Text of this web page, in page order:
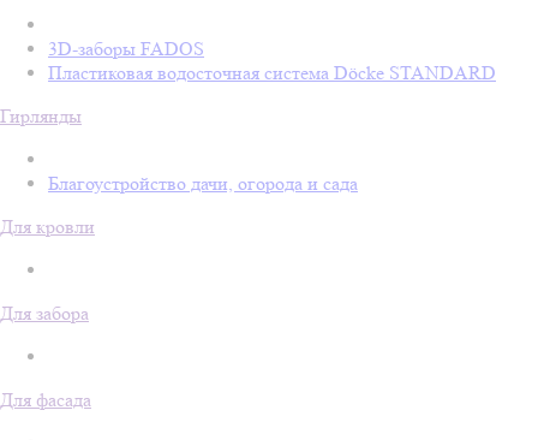
3D-заборы FADOS
Пластиковая водосточная система Döcke STANDARD
Гирлянды
Благоустройство дачи, огорода и сада
Для кровли
Для забора
Для фасада